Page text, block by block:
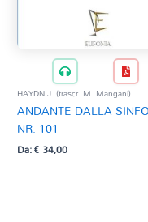
HAYDN J. (trascr. M. Mangani)
ANDANTE DALLA
NR. 101
Da:€34,00